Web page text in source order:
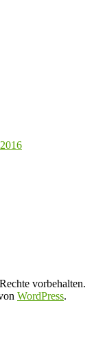
vorbehalten.
WordPress.